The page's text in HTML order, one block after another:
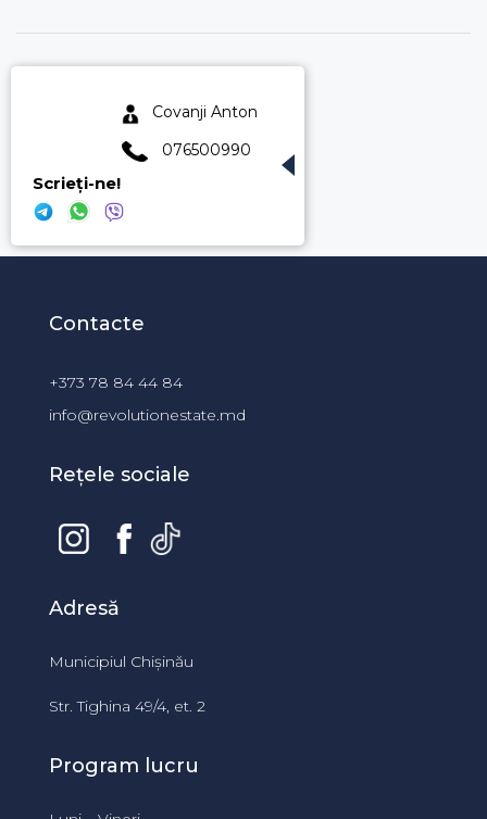
Covanji Anton
076500990
Scrieți-ne!
Contacte
+373 78 84 44 84
info@revolutionestate.md
Rețele sociale
Adresă
Municipiul Chișinău
Str. Tighina 49/4, et. 2
Program lucru